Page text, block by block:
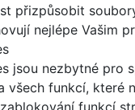
přizpůsobit
nejlépe Vašim
jsou nezbytné pro
všech funkcí, které
funkcí